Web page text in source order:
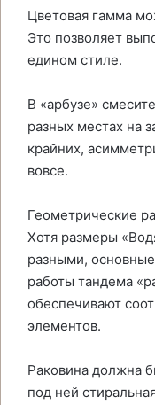
Цветовая гамма
Это позволяет
едином стиле.
В «арбузе»
разных местах на
крайних,
вовсе.
Геометрические
Хотя размеры
разными,
работы тандема
обеспечивают
элементов.
Раковина должна
под ней